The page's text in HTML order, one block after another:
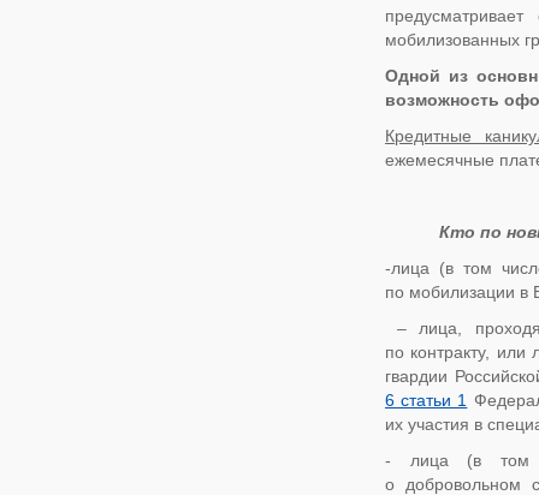
мобилизованных
Одной из
возможность
Кредитные
ежемесячные
Кто по
-лица (в том
по мобилизации в
– лица,
по контракту,
гвардии
6 статьи 1
их участия в
- лица (в том
о добровольном